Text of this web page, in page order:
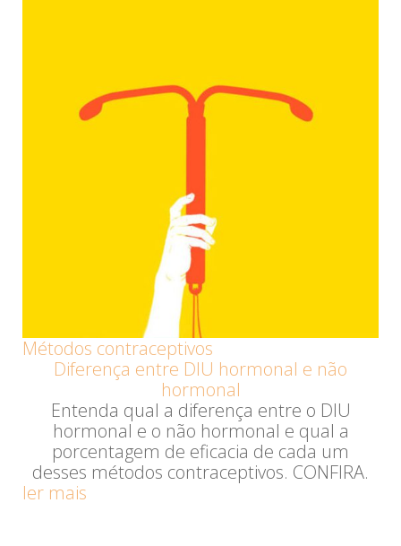
Métodos contraceptivos
Diferença entre DIU hormonal e não
hormonal
Entenda qual a diferença entre o DIU
hormonal e o não hormonal e qual a
porcentagem de eficacia de cada um
desses métodos contraceptivos. CONFIRA.
ler mais